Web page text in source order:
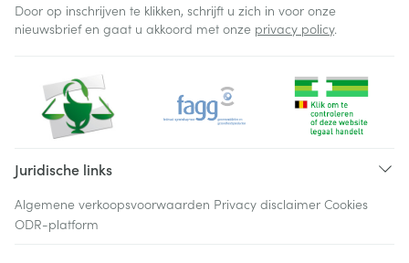
Door op inschrijven te klikken, schrijft u zich in voor onze
nieuwsbrief en gaat u akkoord met onze privacy policy.
Juridische links
Algemene verkoopsvoorwaarden Privacy disclaimer Cookies
ODR-platform